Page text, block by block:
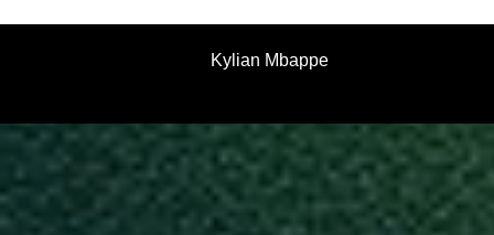
Kylian Mbappe